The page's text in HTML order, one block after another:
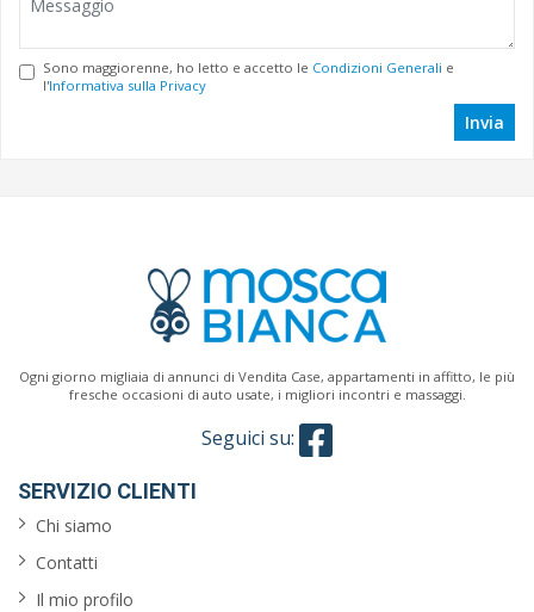
Sono maggiorenne, ho letto e accetto le Condizioni Generali e
l'Informativa sulla Privacy
Invia
Ogni giorno migliaia di annunci di Vendita Case, appartamenti in affitto, le più
fresche occasioni di auto usate, i migliori incontri e massaggi.
Seguici su:
SERVIZIO CLIENTI
Chi siamo
Contatti
Il mio profilo